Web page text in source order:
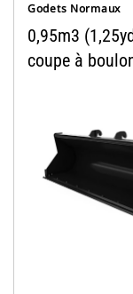
Godets Normaux
0,95m3
coupe à